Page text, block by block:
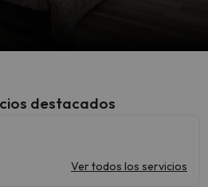
destacados
Ver todos los servicios